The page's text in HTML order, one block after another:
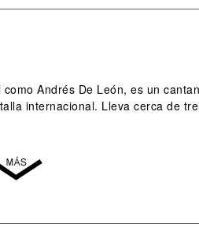
Andrés De León, es un
internacional. Lleva cerca de